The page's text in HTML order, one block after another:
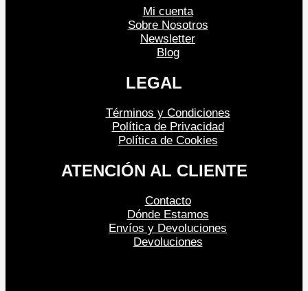
Mi cuenta
Sobre Nosotros
Newsletter
Blog
LEGAL
Términos y Condiciones
Política de Privacidad
Política de Cookies
ATENCIÓN AL CLIENTE
Contacto
Dónde Estamos
Envíos y Devoluciones
Devoluciones